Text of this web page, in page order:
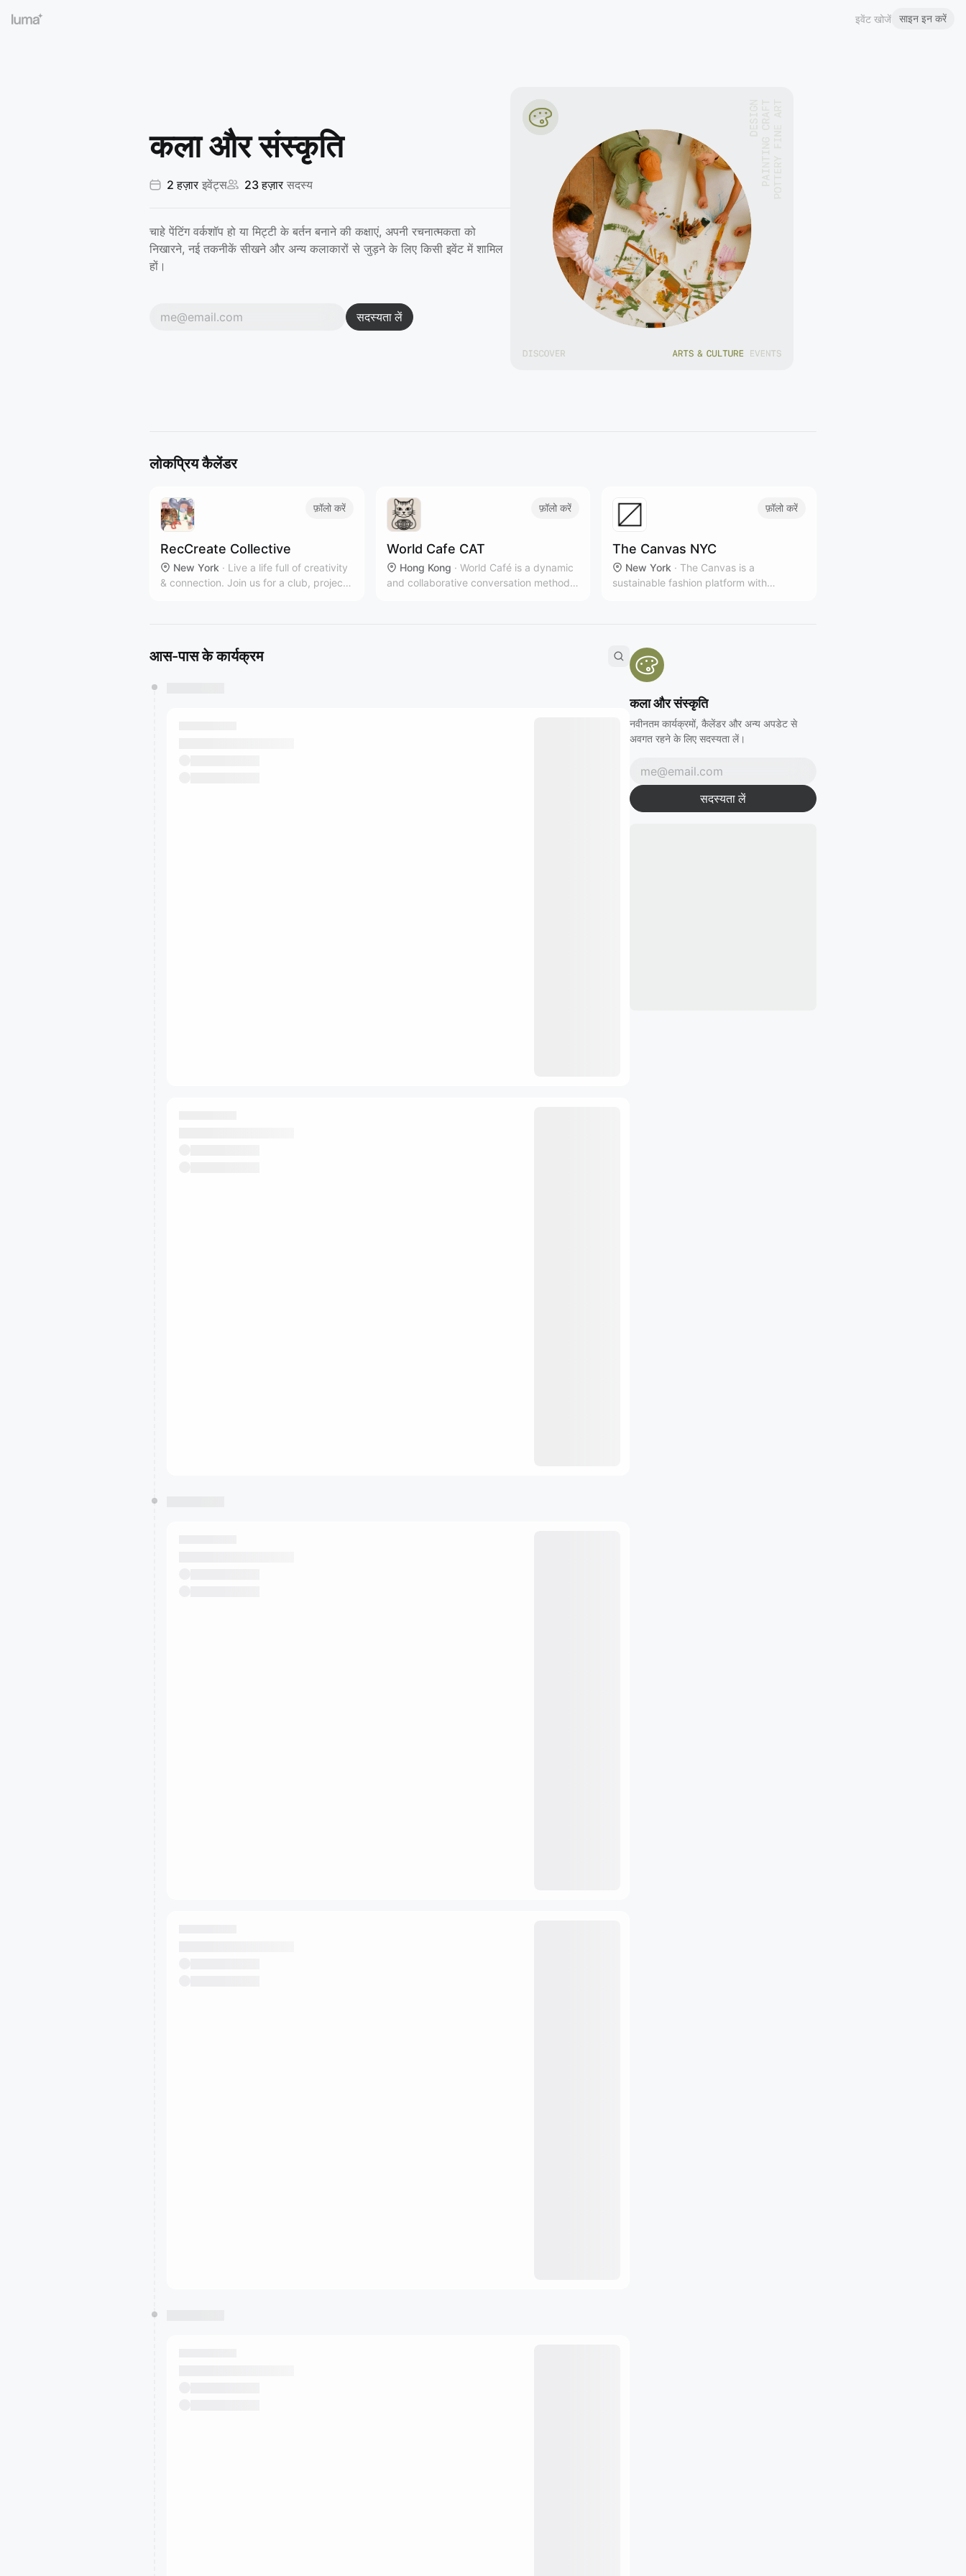
इवेंट खोजें साइन इन करें
कला और संस्कृति
2 हज़ारइवेंट्स 23 हज़ारसदस्य
चाहे पेंटिंग वर्कशॉप हो या मिट्टी के बर्तन बनाने की कक्षाएं, अपनी रचनात्मकता को
निखारने, नई तकनीकें सीखने और अन्य कलाकारों से जुड़ने के लिए किसी इवेंट में शामिल
हों।
सदस्यता लें
लोकप्रिय कैलेंडर
फ़ॉलो करें
RecCreate Collective
New York · Live a life full of creativity
& connection. Join us for a club, project,
फ़ॉलो करें
World Cafe CAT
Hong Kong · World Café is a dynamic
and collaborative conversation method
फ़ॉलो करें
The Canvas NYC
New York ·The Canvas is a
sustainable fashion platform with
कला और संस्कृति
नवीनतम कार्यक्रमों, कैलेंडर और अन्य अपडेट से
अवगत रहने के लिए सदस्यता लें।
सदस्यता लें
आस-पास के कार्यक्रम